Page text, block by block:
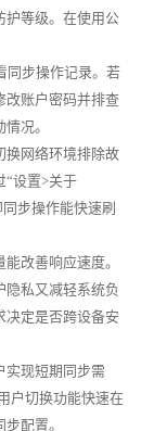
护等级。在使用公
同步操作记录。若
改账户密码并排查
况。
换网络环境排除故
“设置>关于
步操作能快速刷
改善响应速度。
私又减轻系统负
决定是否跨设备安
实现短期同步需
户切换功能快速在
配置。